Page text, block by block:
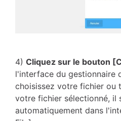
4) Cliquez sur le bouton
l'interface du gestionnaire
choisissez votre fichier ou
votre fichier sélectionné, il
automatiquement dans